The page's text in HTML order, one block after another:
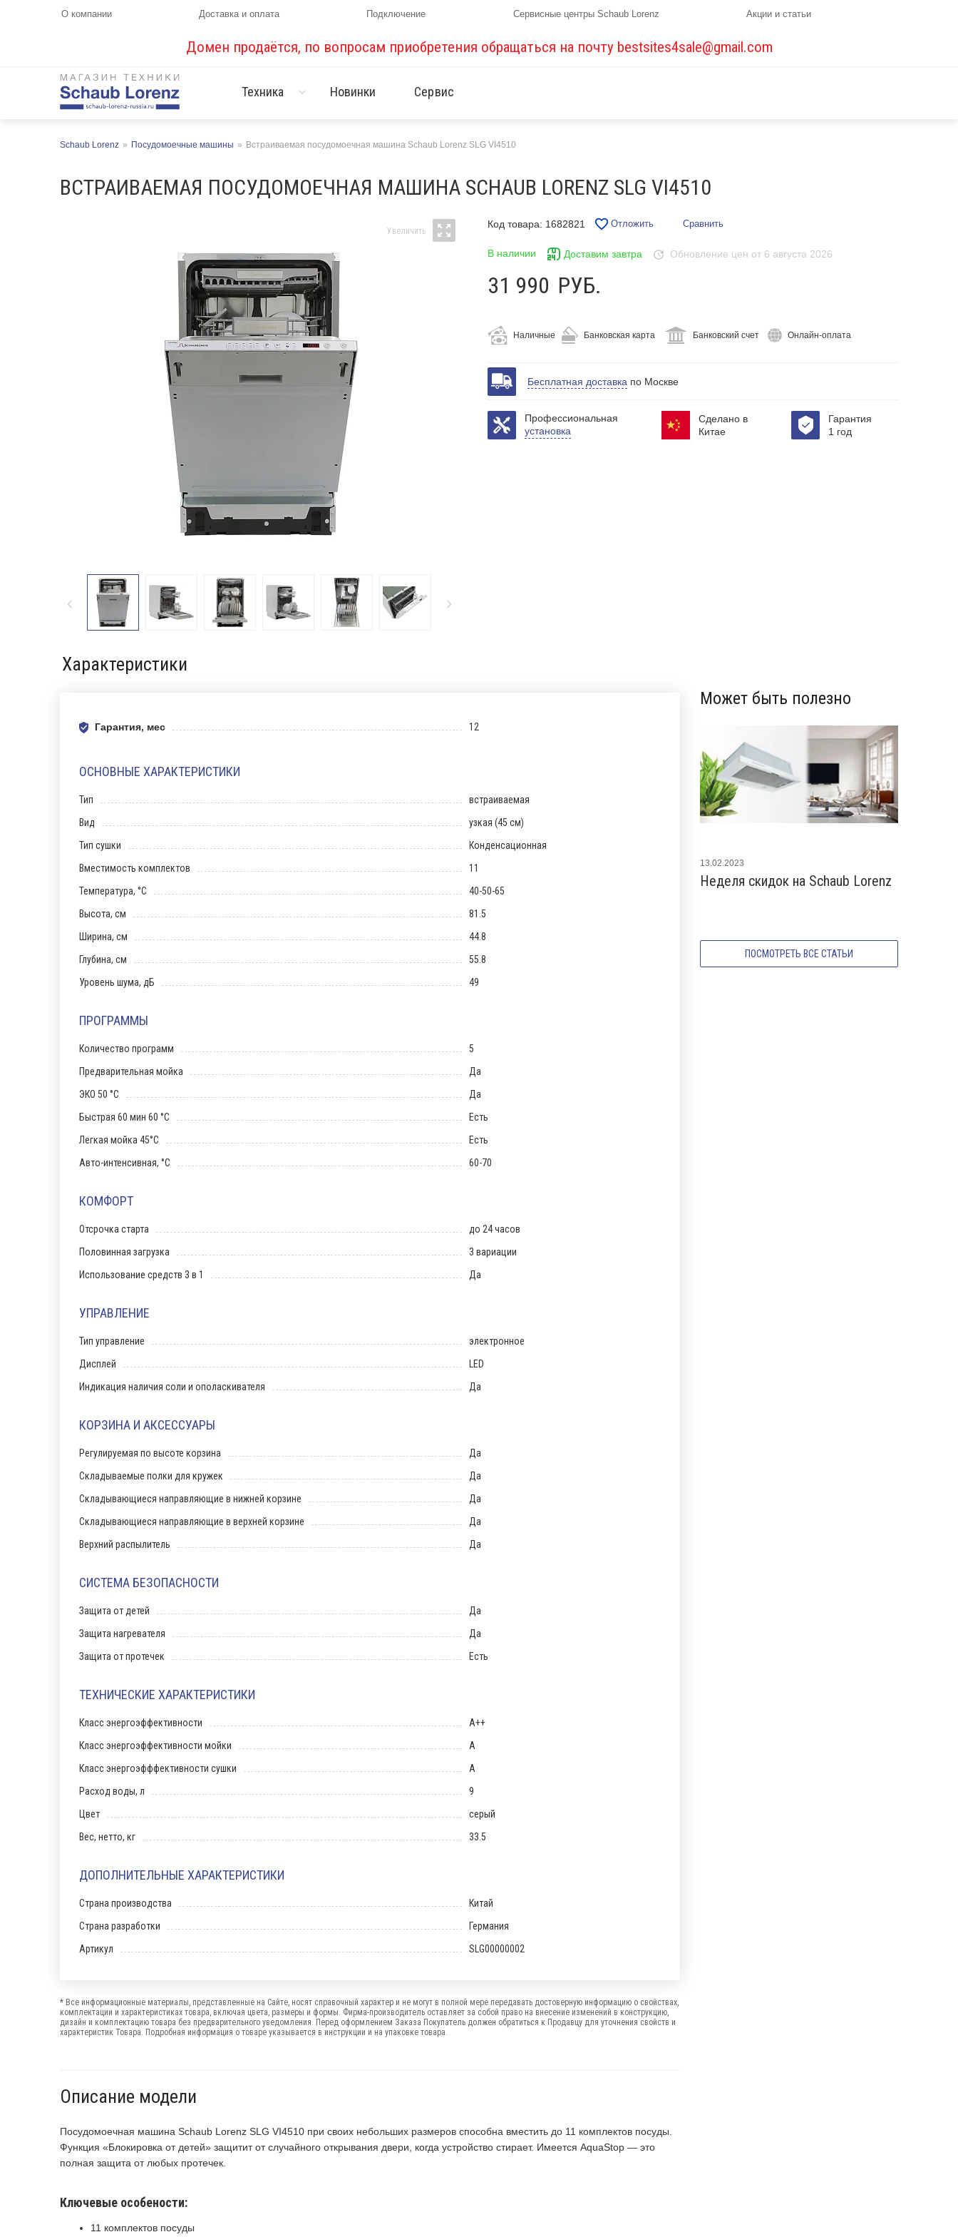
О компании Доставка и оплата Подключение Сервисные центры Schaub Lorenz Акции и статьи
Домен продаётся, по вопросам приобретения обращаться на почту bestsites4sale@gmail.com
Техника Новинки Сервис
Schaub Lorenz » Посудомоечные машины » Встраиваемая посудомоечная машина Schaub Lorenz SLG VI4510
ВСТРАИВАЕМАЯ ПОСУДОМОЕЧНАЯ МАШИНА SCHAUB LORENZ SLG VI4510
Код товара: 1682821 Отложить Сравнить
В наличии Доставим завтра Обновление цен от 6 августа 2026
31 990 РУБ.
Наличные Банковская карта Банковский счет Онлайн-оплата
Бесплатная доставка по Москве
Профессиональная
установка
Сделано в
Китае
Гарантия
1 год
Характеристики
Гарантия, мес 12
ОСНОВНЫЕ ХАРАКТЕРИСТИКИ
Тип
встраиваемая
Вид
узкая (45 см)
Тип сушки
Конденсационная
Вместимость комплектов
11
Температура, °С
40-50-65
Высота, см
81.5
Ширина, см
44.8
Глубина, см
55.8
Уровень шума, дБ
49
ПРОГРАММЫ
Количество программ
5
Предварительная мойка
Да
ЭКО 50 °С
Да
Быстрая 60 мин 60 °С
Есть
Легкая мойка 45°C
Есть
Авто-интенсивная, °С
60-70
КОМФОРТ
Отсрочка старта
до 24 часов
Половинная загрузка
3 вариации
Использование средств 3 в 1
Да
УПРАВЛЕНИЕ
Тип управление
электронное
Дисплей
LED
Индикация наличия соли и ополаскивателя
Да
КОРЗИНА И АКСЕССУАРЫ
Регулируемая по высоте корзина
Да
Складываемые полки для кружек
Да
Складывающиеся направляющие в нижней корзине
Да
Складывающиеся направляющие в верхней корзине
Да
Верхний распылитель
Да
СИСТЕМА БЕЗОПАСНОСТИ
Защита от детей
Да
Защита нагревателя
Да
Защита от протечек
Есть
ТЕХНИЧЕСКИЕ ХАРАКТЕРИСТИКИ
Класс энергоэффективности
A++
Класс энергоэффективности мойки
A
Класс энергоэфффективности сушки
A
Расход воды, л
9
Цвет
серый
Вес, нетто, кг
33.5
ДОПОЛНИТЕЛЬНЫЕ ХАРАКТЕРИСТИКИ
Страна производства
Китай
Страна разработки
Германия
Артикул
SLG00000002
* Все информационные материалы, представленные на Сайте, носят справочный характер и не могут в полной мере передавать достоверную информацию о свойствах,
комплектации и характеристиках товара, включая цвета, размеры и формы. Фирма-производитель оставляет за собой право на внесение изменений в конструкцию,
дизайн и комплектацию товара без предварительного уведомления. Перед оформлением Заказа Покупатель должен обратиться к Продавцу для уточнения свойств и
характеристик Товара. Подробная информация о товаре указывается в инструкции и на упаковке товара.
Описание модели
Посудомоечная машина Schaub Lorenz SLG VI4510 при своих небольших размеров способна вместить до 11 комплектов посуды.
Функция «Блокировка от детей» защитит от случайного открывания двери, когда устройство стирает. Имеется AquaStop — это
полная защита от любых протечек.
Ключевые особености:
11 комплектов посуды
Может быть полезно
ПОСМОТРЕТЬ ВСЕ СТАТЬИ
Неделя скидок на Schaub Lorenz
13.02.2023